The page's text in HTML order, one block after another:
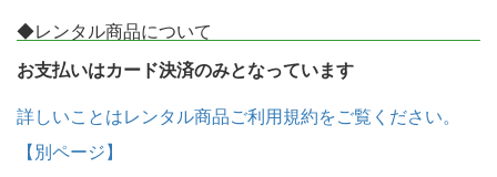
◆レンタル商品について
お支払いはカード決済のみとなっています
詳しいことはレンタル商品ご利用規約をご覧ください。
【別ページ】